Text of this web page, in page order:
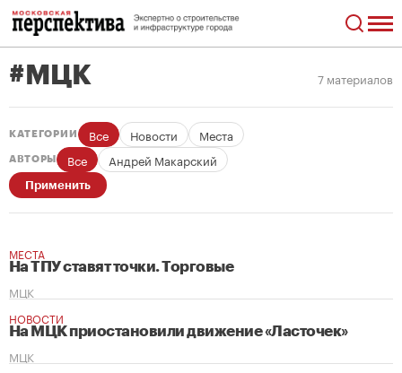
#МЦК 7 материалов
КАТЕГОРИИ Все Новости Места
АВТОРЫ Все Андрей Макарский
Применить
МЕСТА
На ТПУ ставят точки. Торговые
МЦК
НОВОСТИ
На МЦК приостановили движение «Ласточек»
МЦК